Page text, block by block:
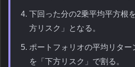
下回った分の2乗平均平方根
方リスク」となる。
ポートフォリオの平均リタ
を「下方リスク」で割る。